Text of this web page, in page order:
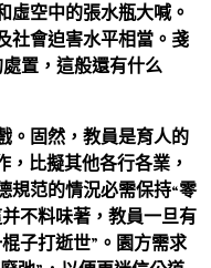
虛空中的張水瓶大喊。
社會迫害水平相當。戔
置，這般還有什么
。固然，教員是育人的
，比擬其他各行各業，
規范的情況必需保持“零
不料味著，教員一旦有
子打逝世”。園方需求